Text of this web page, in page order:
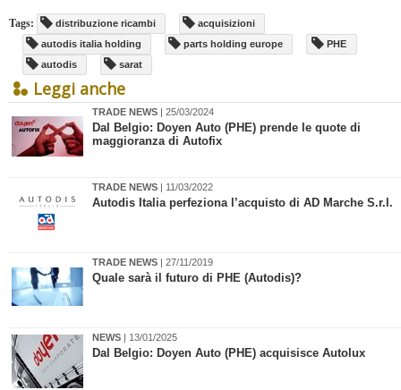
Tags: distribuzione ricambi
acquisizioni
autodis italia holding
parts holding europe
PHE
autodis
sarat
Leggi anche
TRADE NEWS | 25/03/2024
Dal Belgio: Doyen Auto (PHE) prende le quote di
maggioranza di Autofix
TRADE NEWS | 11/03/2022
​Autodis Italia perfeziona l’acquisto di AD Marche S.r.l.
TRADE NEWS | 27/11/2019
Quale sarà il futuro di PHE (Autodis)?
NEWS | 13/01/2025
​Dal Belgio: Doyen Auto (PHE) acquisisce Autolux